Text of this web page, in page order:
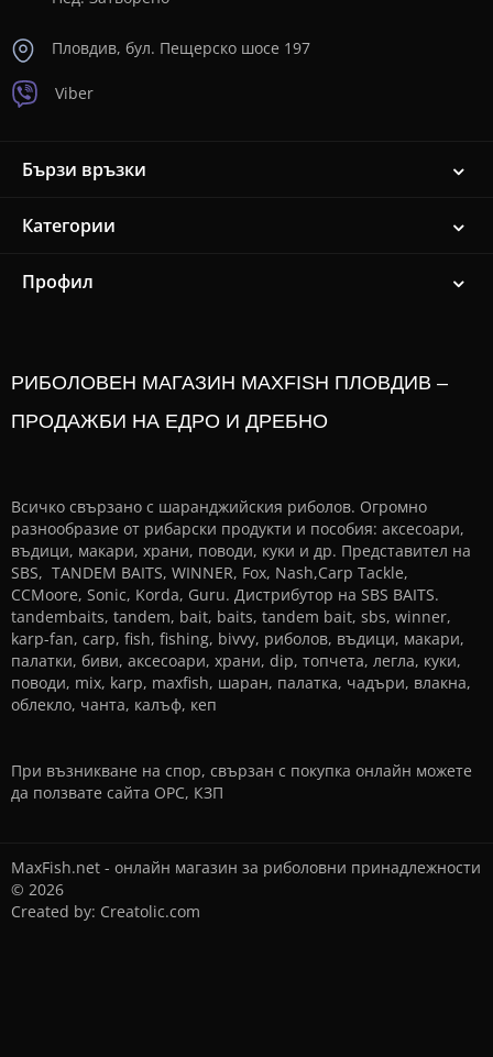
Пловдив, бул. Пещерско шосе 197
Viber
Бързи връзки
Категории
Профил
РИБОЛОВЕН МАГАЗИН MAXFISH ПЛОВДИВ –
ПРОДАЖБИ НА ЕДРО И ДРЕБНО
Всичко свързано с шаранджийския риболов. Огромно
разнообразие от рибарски продукти и пособия: аксесоари,
въдици, макари, храни, поводи, куки и др. Представител на
SBS, TANDEM BAITS, WINNER, Fox, Nash,Carp Tackle,
CCMoore, Sonic, Korda, Guru. Дистрибутор на SBS BAITS.
tandembaits, tandem, bait, baits, tandem bait, sbs, winner,
karp-fan, carp, fish, fishing, bivvy, риболов, въдици, макари,
палатки, биви, аксесоари, храни, dip, топчета, легла, куки,
поводи, mix, karp, maxfish, шаран, палатка, чадъри, влакна,
облекло, чанта, калъф, кеп
При възникване на спор, свързан с покупка онлайн можете
да ползвате сайта ОРС, КЗП
MaxFish.net - онлайн магазин за риболовни принадлежности
© 2026
Created by: Creatolic.com